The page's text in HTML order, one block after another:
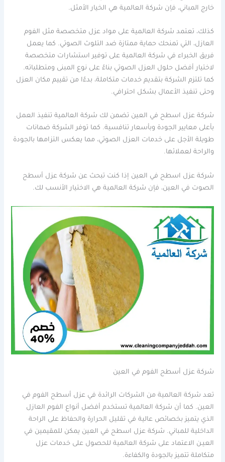
خارج المباني، فإن شركة العالمية هي الخيار الأمثل.
كذلك، تعتمد شركة العالمية على مواد عزل متخصصة مثل الفوم
العازل، التي تمنحك حماية ممتازة ضد التلوث الصوتي. كما يعمل
فريق الخبراء في شركة العالمية على توفير استشارات متخصصة
لاختيار أفضل حلول العزل الصوتي بناءً على نوع المبنى ومتطلباته.
كما تلتزم الشركة بتقديم خدمات متكاملة، بدءًا من تقييم مكان العزل
وحتى تنفيذ الأعمال بشكل احترافي.
شركة عزل اسطح في العين تضمن لك شركة العالمية تنفيذ العمل
بأعلى معايير الجودة وبأسعار تنافسية. كما توفر الشركة ضمانات
طويلة الأجل على خدمات العزل الصوتي، مما يعكس التزامها بالجودة
والراحة لعملائها.
شركة عزل اسطح في العين إذا كنت تبحث عن شركة عزل أسطح
الصوت في العين، فإن شركة العالمية هي الاختيار الأنسب لك.
شركة عزل أسطح الفوم في العين
تعد شركة العالمية من الشركات الرائدة في عزل أسطح الفوم في
العين. كما أن شركة العالمية تستخدم أفضل أنواع الفوم العازل
الذي يتميز بخصائص عالية في تقليل الحرارة والحفاظ على الراحة
الداخلية للمباني. شركة عزل اسطح في العين يمكن للمقيمين في
العيـن الاعتماد على شركة العالمية للحصول على خدمات عزل
متكاملة تتميز بالجودة والكفاءة.